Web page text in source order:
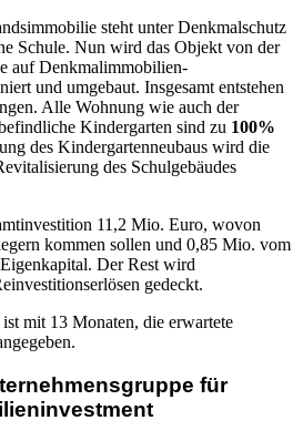
steht unter Denkmalschutz
Schule. Nun wird das Objekt von der
auf Denkmalimmobilien-
und umgebaut. Insgesamt entstehen
Alle Wohnung wie auch der
Kindergarten sind zu 100%
des Kindergartenneubaus wird die
des Schulgebäudes
11,2 Mio. Euro, wovon
kommen sollen und 0,85 Mio. vom
Der Rest wird
gedeckt.
mit 13 Monaten, die erwartete
für